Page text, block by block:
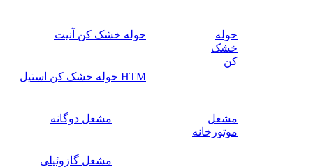
حوله
خشک
کن
حوله خشک کن آنیت
HTM حوله خشک کن استیل
مشعل
موتورخانه
مشعل دوگانه
مشعل گازوئیلی